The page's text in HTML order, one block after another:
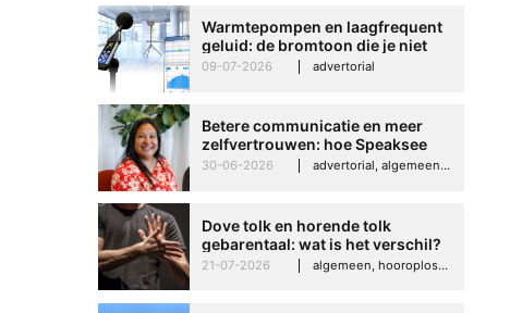
Warmtepompen en laagfrequent
geluid: de bromtoon die je niet
kunt negeren
09-07-2026 advertorial
Betere communicatie en meer
zelfvertrouwen: hoe Speaksee
Imelda helpt om te groeien in
30-06-2026 advertorial, algemeen, hooroplossingen, interview
Dove tolk en horende tolk
gebarentaal: wat is het verschil?
21-07-2026 algemeen, hooroplossingen, hoorproblemen, samenleving & maatschappij